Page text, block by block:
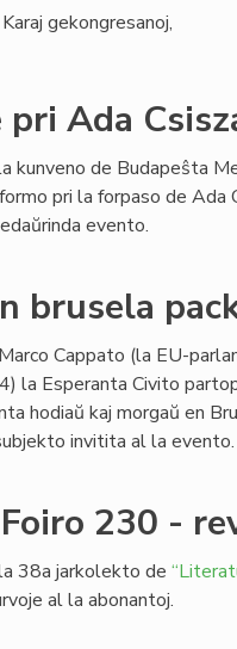
gekongresanoj,
pri Ada
kunveno de Budapeŝta
pri la forpaso de Ada
evento.
brusela
Cappato (la EU-
la Esperanta Civito
hodiaŭ kaj morgaŭ en
invitita al la evento.
230 -
38a jarkolekto de
al la abonantoj.